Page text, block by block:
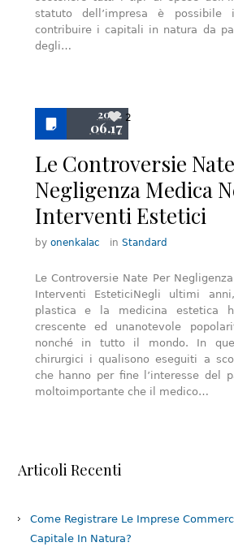
statuto dell’impresa è possibile
contribuire i capitali in natura da
degli…
2022
06.17
2
Le Controversie
Negligenza Medica
Interventi Estetici
by onenkalac in Standard
Le Controversie Nate Per
Interventi EsteticiNegli ultimi
plastica e la medicina estetica
crescente ed unanotevole
nonché in tutto il mondo. In
chirurgici i qualisono eseguiti a
che hanno per fine l’interesse del
moltoimportante che il medico…
Articoli Recenti
Come Registrare Le Imprese
Capitale In Natura?